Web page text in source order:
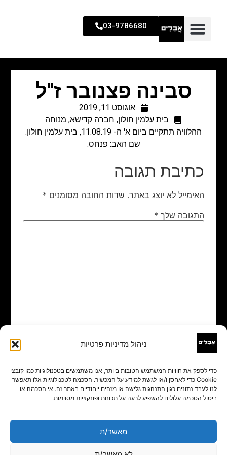
ניהול מדיניות פרטיות
כדי לספק את חוויות המשתמש הטובות ביותר, אנו משתמשים בטכנולוגיות כמו קובצי
Cookie כדי לאחסן ו/או לגשת למידע על המכשיר. הסכמה לטכנולוגיות אלו תאפשר
לנו לעבד נתונים כגון התנהגות גלישה או מזהים ייחודיים באתר זה. אי הסכמה או
ביטול הסכמה עלולים להשפיע לרעה על תכונות ופונקציות מסוימות.
מאשר/ת
03-9786680
סבינה פצנובר ז"ל
אוגוסט 11, 2019
בית עלמין חולון, חברה קדישא, מנוחה
ההלוויה תתקיים ביום א' ה- 11.08.19, בית עלמין חולון.
שם האב: פנחס.
כתיבת תגובה
האימייל לא יוצג באתר. שדות החובה מסומנים *
התגובה שלך *
שם
אימייל*